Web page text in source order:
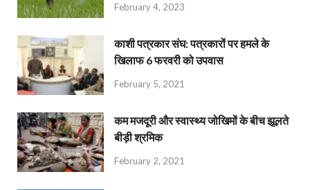
February 4, 2023
काशी पत्रकार संघ: पत्रकारों पर हमले के
खिलाफ 6 फरवरी को उपवास
February 5, 2021
कम मजदूरी और स्वास्थ्य जोखिमों के बीच झूलते
बीड़ी श्रमिक
February 2, 2021